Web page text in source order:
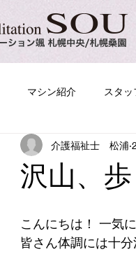
マシン紹介 スタ
沢山、
介護福祉士 松浦
こんにちは！ 一気
皆さん体調には十